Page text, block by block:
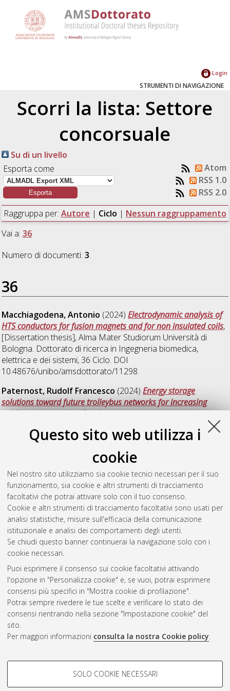
Questo sito web utilizza i
cookie
Nel nostro sito utilizziamo sia cookie tecnici necessari per il suo
funzionamento, sia cookie e altri strumenti di tracciamento
facoltativi che potrai attivare solo con il tuo consenso.
Cookie e altri strumenti di tracciamento facoltativi sono usati per
analisi statistiche, misure sull'efficacia della comunicazione
istituzionale e analisi dei comportamenti degli utenti.
Se chiudi questo banner continuerai la navigazione solo con i
cookie necessari.
Puoi esprimere il consenso sui cookie facoltativi attivando
l'opzione in "Personalizza cookie" e, se vuoi, potrai esprimere
consensi più specifici in "Mostra cookie di profilazione".
Potrai sempre rivedere le tue scelte e verificare lo stato dei
consensi rientrando nella sezione "Impostazione cookie" del
sito.
Per maggiori informazioni consulta la nostra Cookie policy.
COOKIE DI PROFILAZIONE -
SOLO COOKIE NECESSARI
Login
STRUMENTI DI NAVIGAZIONE
Scorri la lista: Settore
concorsuale
Su di un livello
Esporta come
Atom
RSS 1.0
RSS 2.0
Raggruppa per: Autore | Ciclo | Nessun raggruppamento
Vai a:36
Numero di documenti:3.
36
Macchiagodena, Antonio (2024)Electrodynamic analysis of
HTS conductors for fusion magnets and for non insulated coils,
[Dissertation thesis], Alma Mater Studiorum Università di
Bologna. Dottorato di ricerca in Ingegneria biomedica,
elettrica e dei sistemi, 36 Ciclo. DOI
10.48676/unibo/amsdottorato/11298.
Paternost, Rudolf Francesco (2024)Energy storage
solutions toward future trolleybus networks for increasing
public transport electrification, [Dissertation thesis], Alma
Mater Studiorum Università di Bologna. Dottorato di ricerca in
Automotive per una mobilità intelligente , 36 Ciclo.
Development of flux pump-based
supply systems for superconducting coils
Alma Mater Studiorum Università di Bologna. Dottorato di
ricerca inIngegneria biomedica, elettrica e dei sistemi, 36
Ciclo. DOI 10.48676/unibo/amsdottorato/11605.
Questa lista e' stata generata ilFri Aug 7 20:39:05 2026 CEST
Atom
Rss 1.0
Rss 2.0
ISSN: 2038-7946
Impostazioni Cookie
Informativa sulla privacy
Condizioni d’uso del sito